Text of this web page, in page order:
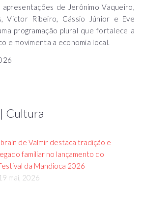
de Jerônimo Vaqueiro,
Victor Ribeiro, Cássio Júnior e Eve
programação plural que fortalece a
e movimenta a economia local.
Cultura
de Valmir destaca tradição e
familiar no lançamento do
da Mandioca 2026
mai, 2026